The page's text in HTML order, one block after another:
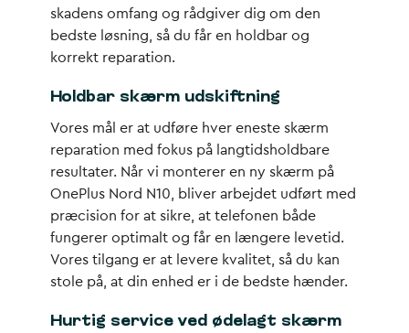
skadens omfang og rådgiver dig om den
bedste løsning, så du får en holdbar og
korrekt reparation.
Holdbar skærm udskiftning
Vores mål er at udføre hver eneste skærm
reparation med fokus på langtidsholdbare
resultater. Når vi monterer en ny skærm på
OnePlus Nord N10, bliver arbejdet udført med
præcision for at sikre, at telefonen både
fungerer optimalt og får en længere levetid.
Vores tilgang er at levere kvalitet, så du kan
stole på, at din enhed er i de bedste hænder.
Hurtig service ved ødelagt skærm